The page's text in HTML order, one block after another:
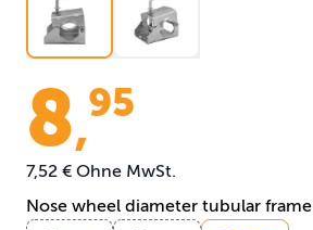
8,95
7,52 € Ohne MwSt.
Nose wheel diameter tubular frame